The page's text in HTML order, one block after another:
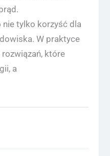
tylko korzyść dla
W praktyce
które
a